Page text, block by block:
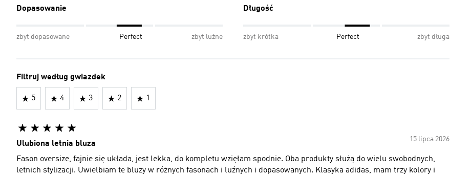
Dopasowanie
zbyt dopasowane Perfect zbyt luźne
Długość
zbyt krótka Perfect zbyt długa
Filtruj według gwiazdek
5 4 3 2 1
15 lipca 2026
Ulubiona letnia bluza
Fason oversize, fajnie się układa, jest lekka, do kompletu wzięłam spodnie. Oba produkty służą do wielu swobodnych,
letnich stylizacji. Uwielbiam te bluzy w różnych fasonach i luźnych i dopasowanych. Klasyka adidas, mam trzy kolory i